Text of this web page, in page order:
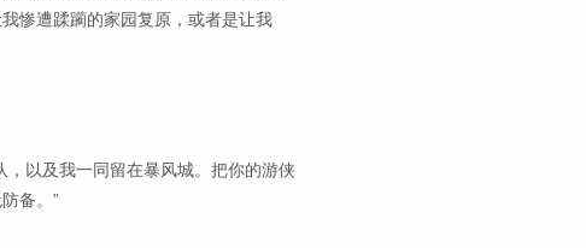
惨遭蹂躏的家园复原，或者是让我
以及我一同留在暴风城。把你的游侠
备。”